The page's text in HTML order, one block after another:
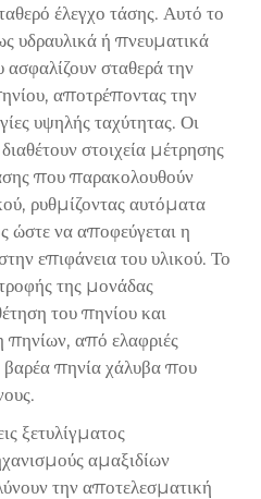
έλεγχο τάσης. Αυτό το
υδραυλικά ή πνευματικά
σταθερά την
αποτρέποντας την
υψηλής ταχύτητας. Οι
στοιχεία μέτρησης
που παρακολουθούν
ρυθμίζοντας αυτόματα
ώστε να αποφεύγεται η
επιφάνεια του υλικού. Το
της μονάδας
του πηνίου και
πηνίων, από ελαφριές
βαρέα πηνία χάλυβα που
ξετυλίγματος
αμαξιδίων
την αποτελεσματική